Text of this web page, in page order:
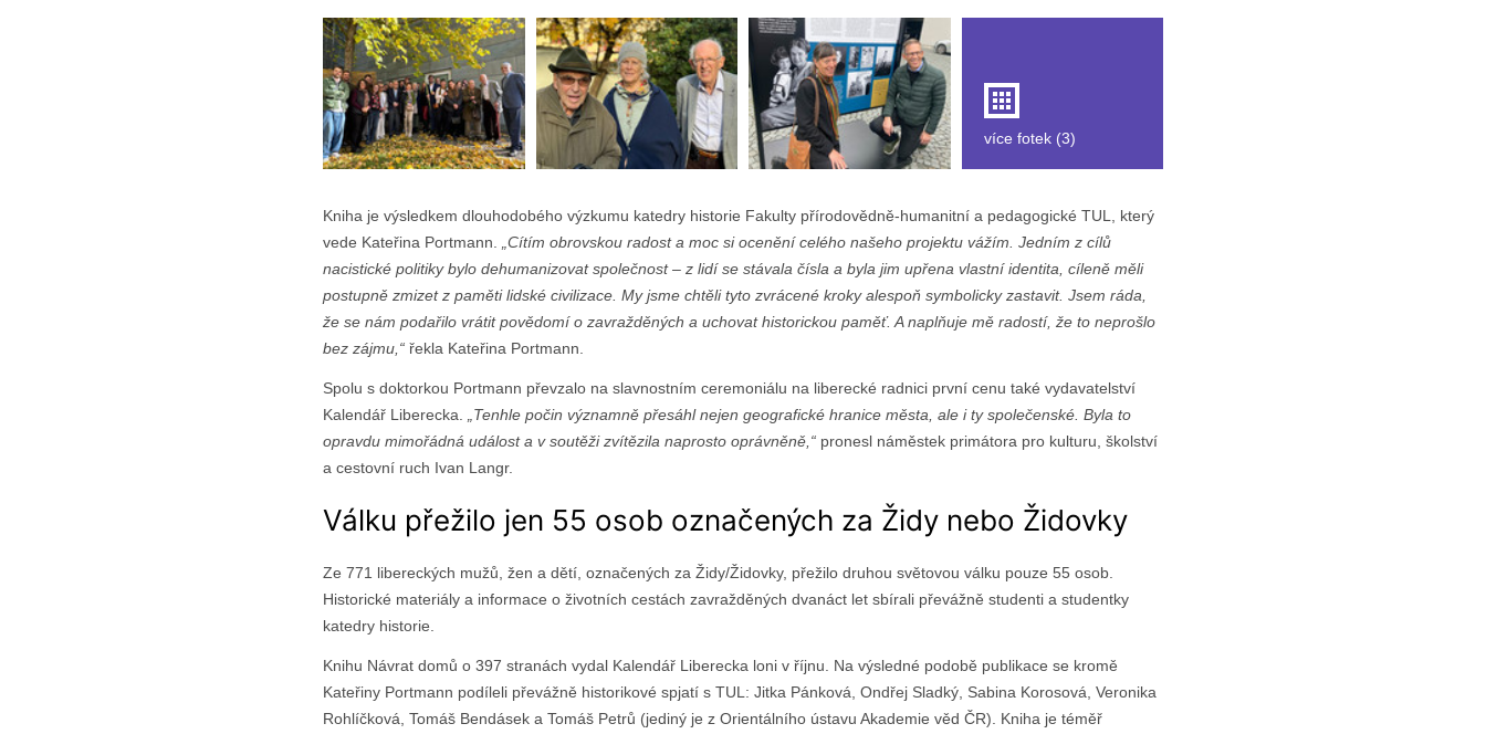
více fotek (3)
Kniha je výsledkem dlouhodobého výzkumu katedry historie Fakulty přírodovědně-humanitní a pedagogické TUL, který
vede Kateřina Portmann.
„Cítím obrovskou radost a moc si ocenění celého našeho projektu vážím. Jedním z cílů
nacistické politiky bylo dehumanizovat společnost – z lidí se stávala čísla a byla jim upřena vlastní identita, cíleně měli
postupně zmizet z paměti lidské civilizace. My jsme chtěli tyto zvrácené kroky alespoň symbolicky zastavit. Jsem ráda,
že se nám podařilo vrátit povědomí o zavražděných a uchovat historickou paměť. A naplňuje mě radostí, že to neprošlo
bez zájmu,“ řekla Kateřina Portmann.
Spolu s doktorkou Portmann převzalo na slavnostním ceremoniálu na liberecké radnici první cenu také vydavatelství
Kalendář Liberecka.
„Tenhle počin významně přesáhl nejen geografické hranice města, ale i ty společenské. Byla to
opravdu mimořádná událost a v soutěži zvítězila naprosto oprávněně,“ pronesl náměstek primátora pro kulturu, školství
a cestovní ruch Ivan Langr.
Válku přežilo jen 55 osob označených za Židy nebo Židovky
Ze 771 libereckých mužů, žen a dětí, označených za Židy/Židovky, přežilo druhou světovou válku pouze 55 osob.
Historické materiály a informace o životních cestách zavražděných dvanáct let sbírali převážně studenti a studentky
katedry historie.
Knihu Návrat domů o 397 stranách vydal Kalendář Liberecka loni v říjnu. Na výsledné podobě publikace se kromě
Kateřiny Portmann podíleli převážně historikové spjatí s TUL: Jitka Pánková, Ondřej Sladký, Sabina Korosová, Veronika
Rohlíčková, Tomáš Bendásek a Tomáš Petrů (jediný je z Orientálního ústavu Akademie věd ČR). Kniha je téměř